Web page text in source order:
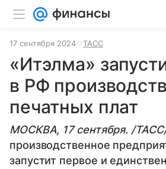
17 сентября 2024 ТАСС
«Итэлма»
в РФ
печатных плат
МОСКВА, 17 сентября. /
производственное
запустит первое и